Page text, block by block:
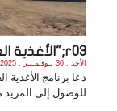
r03;"الأغذية العالمي" يدعو لتوسيع ن ...
الأحد , 30 نـوفـمـبـر , 2025 الساعة 6:12:17 PM
دعا برنامج الأغذية
للوصول إلى المزيد